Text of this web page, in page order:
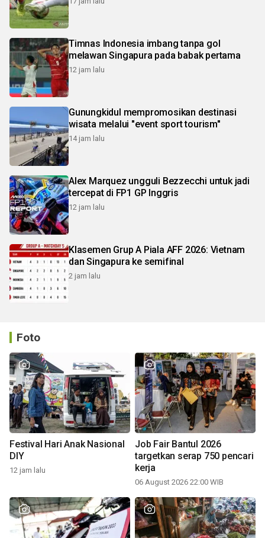
Timnas Indonesia imbang tanpa gol
melawan Singapura pada babak pertama
12 jam lalu
Gunungkidul mempromosikan destinasi
wisata melalui "event sport tourism"
14 jam lalu
Alex Marquez ungguli Bezzecchi untuk jadi
tercepat di FP1 GP Inggris
12 jam lalu
Klasemen Grup A Piala AFF 2026: Vietnam
dan Singapura ke semifinal
2 jam lalu
Foto
Festival Hari Anak Nasional
DIY
12 jam lalu
Job Fair Bantul 2026
targetkan serap 750 pencari
kerja
06 August 2026 22:00 WIB